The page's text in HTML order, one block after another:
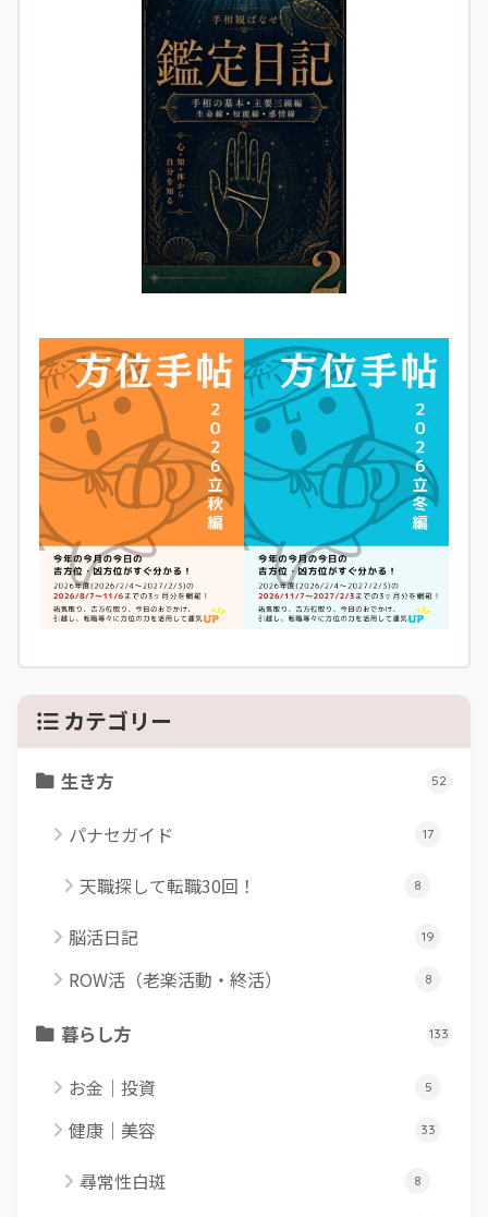
カテゴリー
生き方 52
パナセガイド 17
天職探して転職30回！ 8
脳活日記 19
ROW活（老楽活動・終活） 8
暮らし方 133
お金｜投資 5
健康｜美容 33
尋常性白斑 8